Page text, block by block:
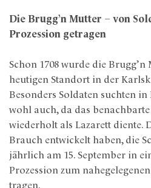
Die Brugg’n Mutter – von
Prozession getragen
Schon 1708 wurde die
heutigen Standort in der
Besonders Soldaten suchten in
wohl auch, da das
wiederholt als Lazarett diente.
Brauch entwickelt haben, die
jährlich am 15. September in
Prozession zum